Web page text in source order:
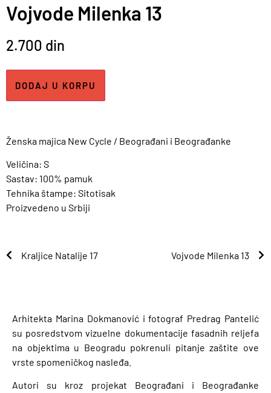
Vojvode Milenka 13
2.700 din
DODAJ U KORPU
Ženska majica New Cycle / Beograđani i Beograđanke
Veličina: S
Sastav: 100% pamuk
Tehnika štampe: Sitotisak
Proizvedeno u Srbiji
Kraljice Natalije 17 Vojvode Milenka 13
Arhitekta Marina Dokmanović i fotograf Predrag Pantelić
su posredstvom vizuelne dokumentacije fasadnih reljefa
na objektima u Beogradu pokrenuli pitanje zaštite ove
vrste spomeničkog nasleđa.
Autori su kroz projekat Beograđani i Beograđanke